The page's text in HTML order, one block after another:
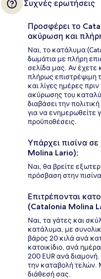
Συχνές ερωτήσεις
Προσφέρει το
ακύρωση και
Ναι, το κατάλυμα
δωμάτια με πλήρη
σελίδα μας. Αν έχετε
πλήρως επιστρέψιμη
και λίγες ημέρες
ακύρωσης του
διαβάσει την
για να ενημερωθείτε
προϋποθέσεις.
Υπάρχει πισίνα
Molina Lario);
Ναι, θα βρείτε
πρόσβαση στην
Επιτρέπονται
(Catalonia Molina
Ναι, τα γάτες και
κατάλυμα, με
βάρος 20 κιλά ανά
κατοικίδιο, ανά
200 EUR ανά
την καταβολή τελών.
διάθεσή σας.